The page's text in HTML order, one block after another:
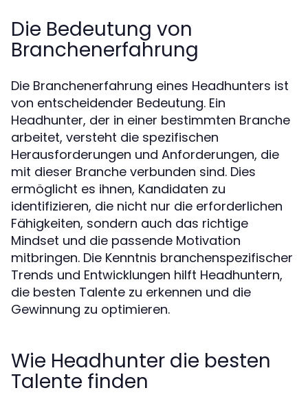
Die Bedeutung von
Branchenerfahrung
Die Branchenerfahrung eines Headhunters ist
von entscheidender Bedeutung. Ein
Headhunter, der in einer bestimmten Branche
arbeitet, versteht die spezifischen
Herausforderungen und Anforderungen, die
mit dieser Branche verbunden sind. Dies
ermöglicht es ihnen, Kandidaten zu
identifizieren, die nicht nur die erforderlichen
Fähigkeiten, sondern auch das richtige
Mindset und die passende Motivation
mitbringen. Die Kenntnis branchenspezifischer
Trends und Entwicklungen hilft Headhuntern,
die besten Talente zu erkennen und die
Gewinnung zu optimieren.
Wie Headhunter die besten
Talente finden